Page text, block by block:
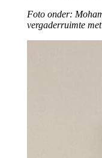
Foto onder:
vergaderruimte